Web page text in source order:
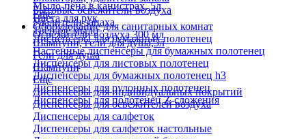
Мыло-пена в канистрах, 5л
Паста для рук
Твердое мыло
Шампуни, гели для душа,5л
Гели для душа
Шампуни
Бытовые освежители воздуха
Удалители запаха
Освежители воздуха 300 мл
Еще
Оборудование для санитарных комнат
Диспенсеры для бумажных полотенец
Настенные диспенсеры для бумажных полотенец
Диспенсеры для листовых полотенец
Диспенсеры для бумажных полотенец h3
Диспенсеры для рулонных полотенец
Диспенсеры для полотенец Z-сложения
Еще
Диспенсеры для индивидуальных покрытий
Диспенсеры для освежителей воздуха
Диспенсеры для салфеток
Диспенсеры для салфеток настольные